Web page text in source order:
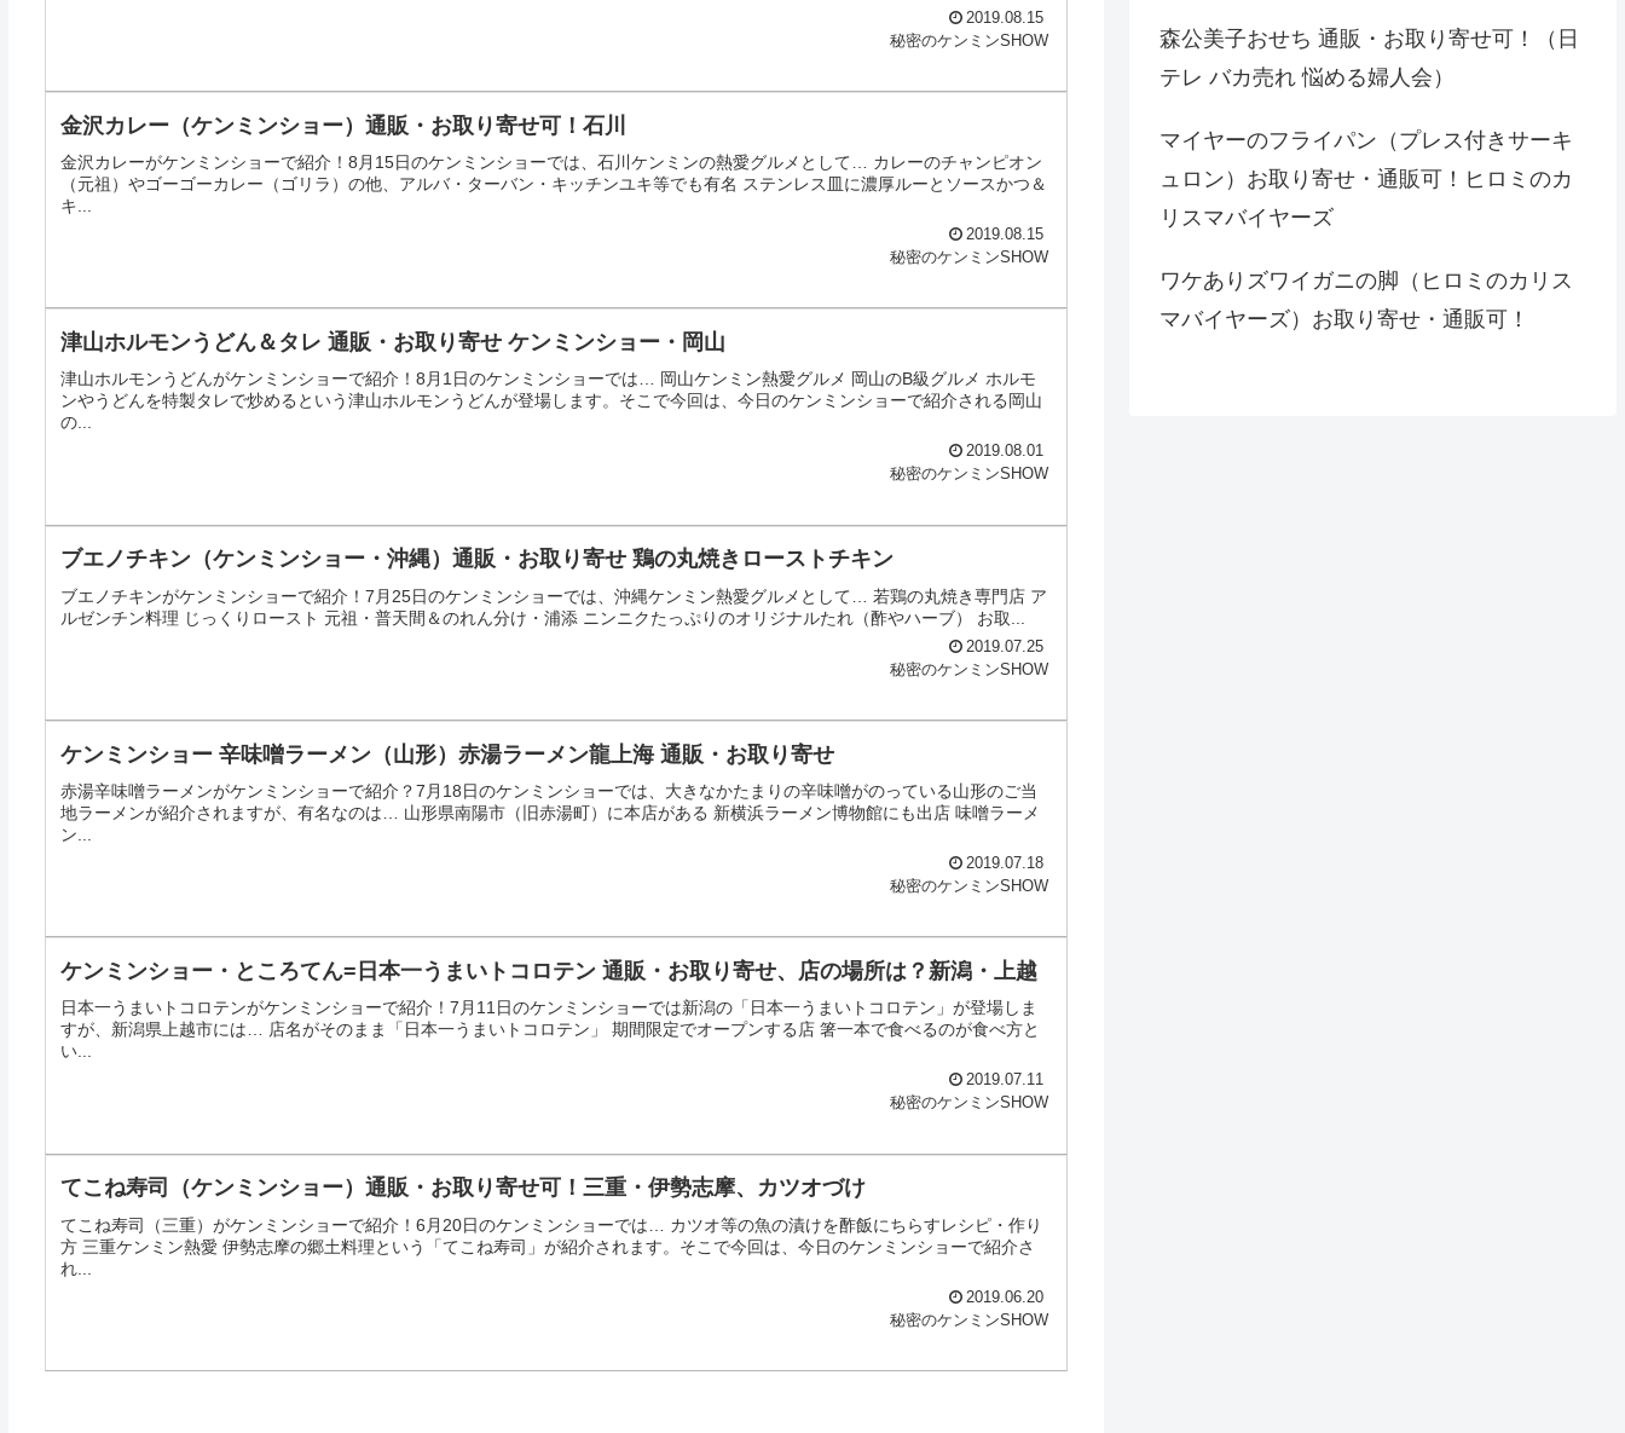
2019.08.15
秘密のケンミンSHOW
金沢カレー（ケンミンショー）通販・お取り寄せ可！石川
金沢カレーがケンミンショーで紹介！8月15日のケンミンショーでは、石川ケンミンの熱愛グルメとして… カレーのチャンピオン
（元祖）やゴーゴーカレー（ゴリラ）の他、アルバ・ターバン・キッチンユキ等でも有名 ステンレス皿に濃厚ルーとソースかつ＆
キ...
2019.08.15
秘密のケンミンSHOW
津山ホルモンうどん＆タレ 通販・お取り寄せ ケンミンショー・岡山
津山ホルモンうどんがケンミンショーで紹介！8月1日のケンミンショーでは… 岡山ケンミン熱愛グルメ 岡山のB級グルメ ホルモ
ンやうどんを特製タレで炒めるという津山ホルモンうどんが登場します。そこで今回は、今日のケンミンショーで紹介される岡山
の...
2019.08.01
秘密のケンミンSHOW
ブエノチキン（ケンミンショー・沖縄）通販・お取り寄せ 鶏の丸焼きローストチキン
ブエノチキンがケンミンショーで紹介！7月25日のケンミンショーでは、沖縄ケンミン熱愛グルメとして… 若鶏の丸焼き専門店 ア
ルゼンチン料理 じっくりロースト 元祖・普天間＆のれん分け・浦添 ニンニクたっぷりのオリジナルたれ（酢やハーブ） お取...
2019.07.25
秘密のケンミンSHOW
ケンミンショー 辛味噌ラーメン（山形）赤湯ラーメン龍上海 通販・お取り寄せ
赤湯辛味噌ラーメンがケンミンショーで紹介？7月18日のケンミンショーでは、大きなかたまりの辛味噌がのっている山形のご当
地ラーメンが紹介されますが、有名なのは… 山形県南陽市（旧赤湯町）に本店がある 新横浜ラーメン博物館にも出店 味噌ラーメ
ン...
2019.07.18
秘密のケンミンSHOW
ケンミンショー・ところてん=日本一うまいトコロテン 通販・お取り寄せ、店の場所は？新潟・上越
日本一うまいトコロテンがケンミンショーで紹介！7月11日のケンミンショーでは新潟の「日本一うまいトコロテン」が登場しま
すが、新潟県上越市には… 店名がそのまま「日本一うまいトコロテン」 期間限定でオープンする店 箸一本で食べるのが食べ方と
い...
2019.07.11
秘密のケンミンSHOW
てこね寿司（ケンミンショー）通販・お取り寄せ可！三重・伊勢志摩、カツオづけ
てこね寿司（三重）がケンミンショーで紹介！6月20日のケンミンショーでは… カツオ等の魚の漬けを酢飯にちらすレシピ・作り
方 三重ケンミン熱愛 伊勢志摩の郷土料理という「てこね寿司」が紹介されます。そこで今回は、今日のケンミンショーで紹介さ
れ...
2019.06.20
秘密のケンミンSHOW
森公美子おせち 通販・お取り寄せ可！（日
テレ バカ売れ 悩める婦人会）
マイヤーのフライパン（プレス付きサーキ
ュロン）お取り寄せ・通販可！ヒロミのカ
リスマバイヤーズ
ワケありズワイガニの脚（ヒロミのカリス
マバイヤーズ）お取り寄せ・通販可！